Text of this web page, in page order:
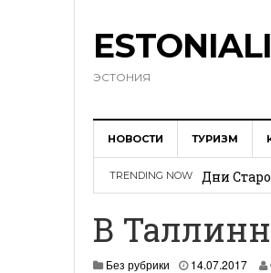
ЭСТОНИЯ
НОВОСТИ ТУРИЗМ
TRENDING NOW
Дни
Эстония
В
Без рубрики 14.07.20171